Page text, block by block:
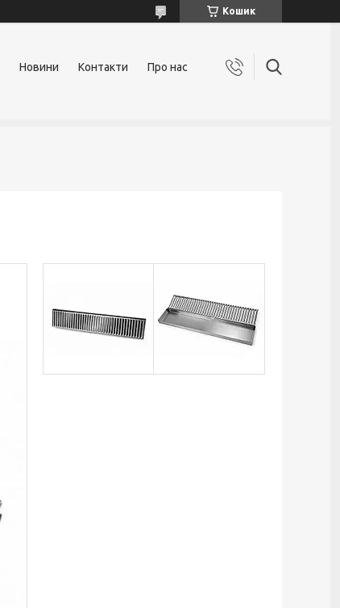
Кошик
Новини Контакти Про нас